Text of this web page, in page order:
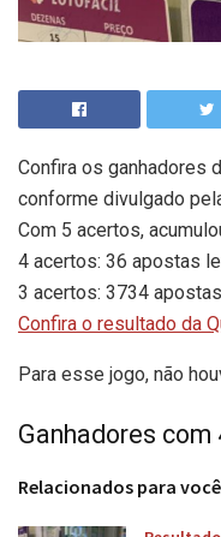
Confira os ganhadores
conforme divulgado
Com 5 acertos,
4 acertos: 36 apostas
3 acertos: 3734
Confira o resultado da
Para esse jogo, não
Ganhadores com
Relacionados para